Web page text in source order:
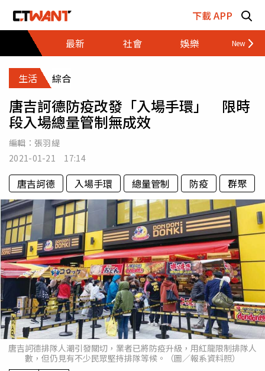
下載 APP
最新
社會 娛樂 財經
生活 綜合
唐吉訶德防疫改發「入場手環」 限時
段入場總量管制無成效
編輯： 張羽緹
2021-01-21 17:14
唐吉訶德 入場手環 總量管制 防疫 群聚
唐吉訶德排隊人潮引發關切，業者已將防疫升級，用紅龍限制排隊人
數，但仍見有不少民眾堅持排隊等候。（圖／報系資料照）